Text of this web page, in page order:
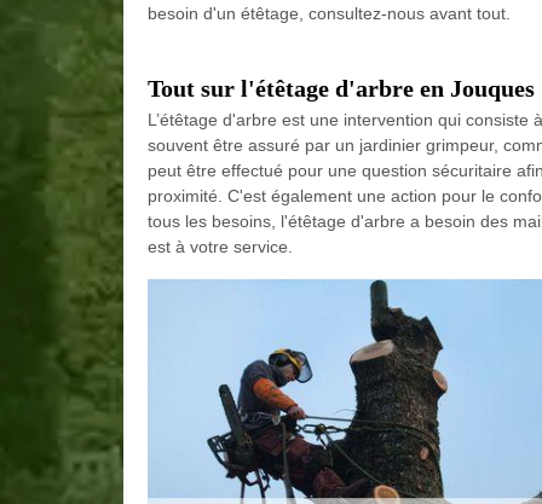
besoin d'un étêtage, consultez-nous avant tout.
Tout sur l'étêtage d'arbre en Jouques
L’étêtage d'arbre est une intervention qui
souvent être assuré par un jardinier grimpeur,
peut être effectué pour une question sécuritaire
proximité. C'est également une action pour le
tous les besoins, l'étêtage d'arbre a besoin des
est à votre service.